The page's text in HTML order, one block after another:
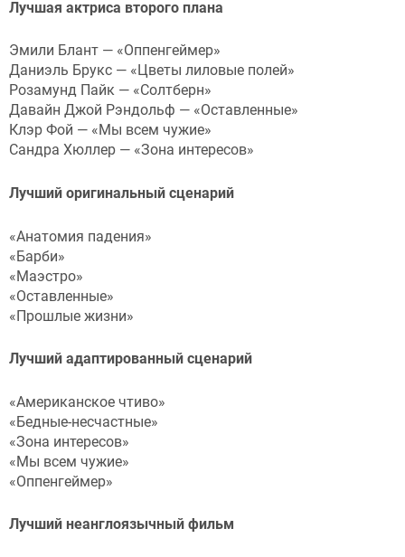
Лучшая актриса второго плана
Эмили Блант — «Оппенгеймер»
Даниэль Брукс — «Цветы лиловые полей»
Розамунд Пайк — «Солтберн»
Давайн Джой Рэндольф — «Оставленные»
Клэр Фой — «Мы всем чужие»
Сандра Хюллер — «Зона интересов»
Лучший оригинальный сценарий
«Анатомия падения»
«Барби»
«Маэстро»
«Оставленные»
«Прошлые жизни»
Лучший адаптированный сценарий
«Американское чтиво»
«Бедные-несчастные»
«Зона интересов»
«Мы всем чужие»
«Оппенгеймер»
Лучший неанглоязычный фильм